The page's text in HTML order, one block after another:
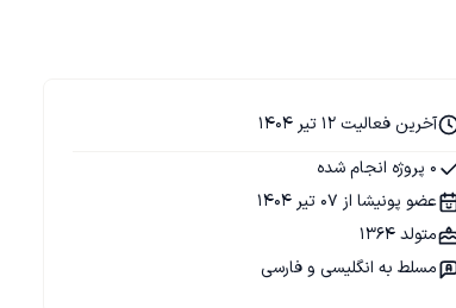
آخرین فعالیت 12 تیر 1404
0 پروژه انجام شده
عضو پونیشا از 07 تیر 1404
متولد 1364
مسلط به انگلیسی و فارسی